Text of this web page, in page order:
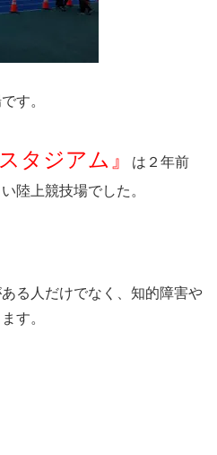
す。
タジアム』
は２年前
陸上競技場でした。
る人だけでなく、知的障害や
す。